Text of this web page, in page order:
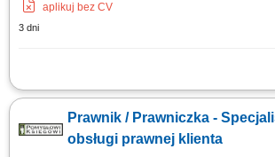
aplikuj bez CV
3 dni
Sporządzanie, weryfikacja oraz nadzór nad
ich zgłaszanie do Zamawiającego; Tworzenie i
kontraktowej oraz identyfikacja zdarzeń
Prawnik / Prawniczka -
obsługi prawnej klienta